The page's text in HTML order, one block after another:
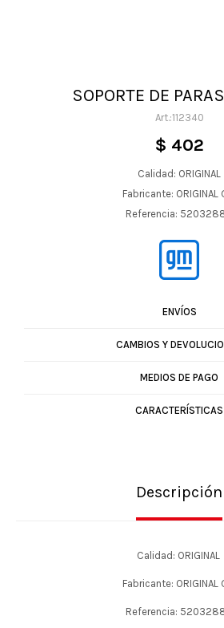
SOPORTE DE
112340
$ 402
Calidad: ORIGINAL
Fabricante: ORIGINAL
Referencia:
ENVÍOS
CAMBIOS Y
MEDIOS DE PAGO
CARACTERÍSTICAS
Descripción
Calidad: ORIGINAL
Fabricante: ORIGINAL
Referencia: